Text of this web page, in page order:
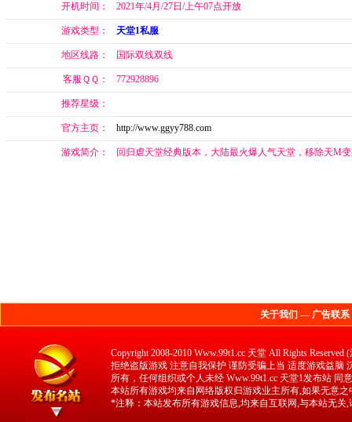
开机时间： 2021年/4月/27日/上午07点开放
游戏类型： 天堂1私服
地区线路： 国际双线双线
客服ＱＱ： 772928896
推荐星级：
官方主页： http://www.ggyy788.com
游戏简介： 回归虐天堂经典版本，大陆最火爆人气天堂，移除天M
关于我们 — 广告联系
Copyright 2008-2010 Www.99t1.cc 天堂 All Rights
拒绝盗版游戏 注意自我保护 谨防受骗上当 适度游戏益脑
所有，任何组织或个人未经 Www.99t1.cc 天堂1发布站 同
本站所有游戏均来自网络版权归游戏业主所有,如果无意
*注释：本站发布所有游戏信息,均来自互联网,与本站无